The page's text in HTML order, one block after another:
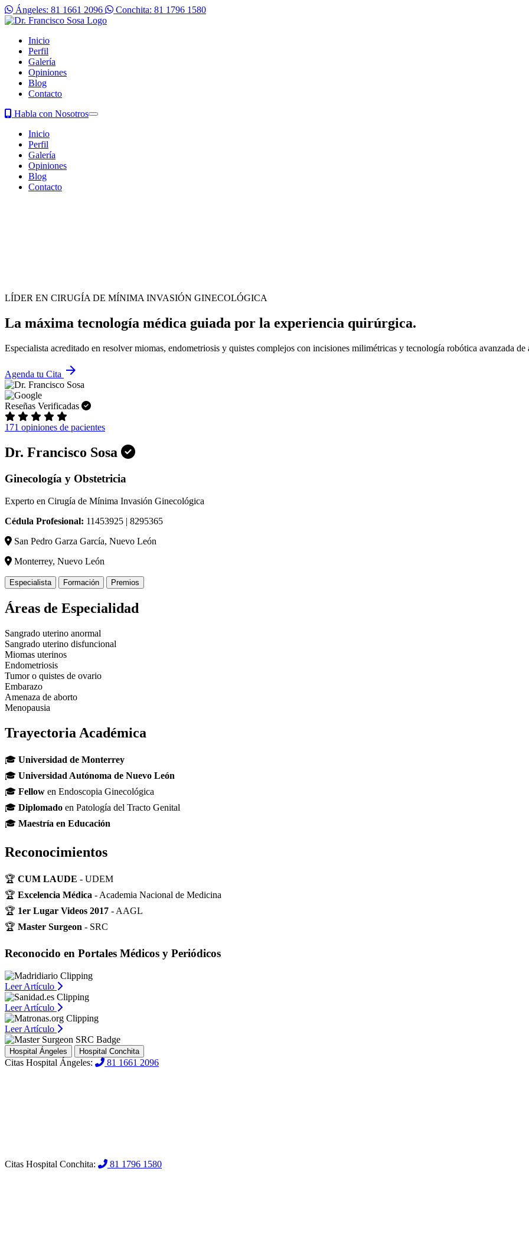
Ángeles: 81 1661 2096 Conchita: 81 1796 1580
Inicio
Perfil
Galería
Opiniones
Blog
Contacto
Habla con Nosotros
Inicio
Perfil
Galería
Opiniones
Blog
Contacto
LÍDER EN CIRUGÍA DE MÍNIMA INVASIÓN GINECOLÓGICA
La máxima tecnología médica guiada por la experiencia quirúrgica.
Especialista acreditado en resolver miomas, endometriosis y quistes complejos con incisiones milimétricas y tecnología robótica avanzada
Agenda tu Cita arrow_forward
Reseñas Verificadas
171 opiniones de pacientes
Dr. Francisco Sosa
Ginecología y Obstetricia
Experto en Cirugía de Mínima Invasión Ginecológica
Cédula Profesional: 11453925 | 8295365
San Pedro Garza García, Nuevo León
Monterrey, Nuevo León
Especialista Formación Premios
Áreas de Especialidad
Sangrado uterino anormal
Sangrado uterino disfuncional
Miomas uterinos
Endometriosis
Tumor o quistes de ovario
Embarazo
Amenaza de aborto
Menopausia
Trayectoria Académica
🎓 Universidad de Monterrey
🎓 Universidad Autónoma de Nuevo León
🎓 Fellow en Endoscopia Ginecológica
🎓 Diplomado en Patología del Tracto Genital
🎓 Maestría en Educación
Reconocimientos
🏆 CUM LAUDE - UDEM
🏆 Excelencia Médica - Academia Nacional de Medicina
🏆 1er Lugar Videos 2017 - AAGL
🏆 Master Surgeon - SRC
Reconocido en Portales Médicos y Periódicos
Leer Artículo
Leer Artículo
Leer Artículo
Hospital Ángeles Hospital Conchita
Citas Hospital Ángeles: 81 1661 2096
Citas Hospital Conchita: 81 1796 1580